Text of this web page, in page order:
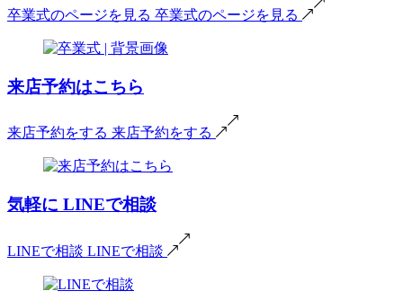
卒業式のページを見る 卒業式のページを見る
来店予約はこちら
来店予約をする 来店予約をする
気軽に LINEで相談
LINEで相談 LINEで相談